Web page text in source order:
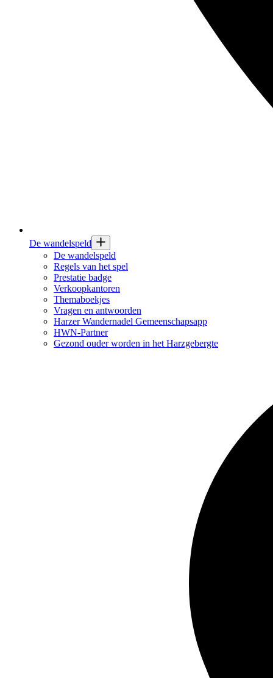
De wandelspeld
De wandelspeld
Regels van het spel
Prestatie badge
Verkoopkantoren
Themaboekjes
Vragen en antwoorden
Harzer Wandernadel Gemeenschapsapp
HWN-Partner
Gezond ouder worden in het Harzgebergte